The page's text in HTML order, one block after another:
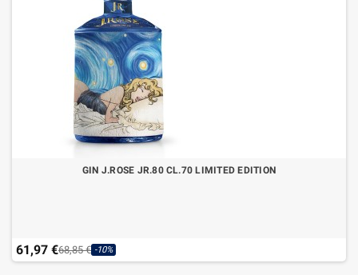
GIN J.ROSE JR.80 CL.70 LIMITED EDITION
61,97 €68,85 € -10%